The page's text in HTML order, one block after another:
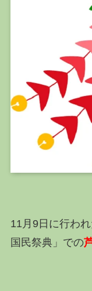
11月9日に行わ
国民祭典」での